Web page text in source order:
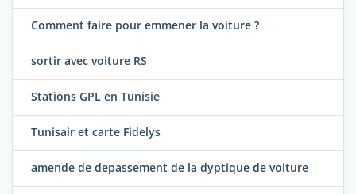
Comment faire pour emmener la voiture ?
sortir avec voiture RS
Stations GPL en Tunisie
Tunisair et carte Fidelys
amende de depassement de la dyptique de voiture